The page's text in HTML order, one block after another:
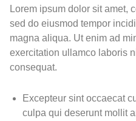
Lorem ipsum dolor sit amet,
sed do eiusmod tempor
magna aliqua. Ut enim ad
exercitation ullamco laboris
consequat.
Excepteur sint occaecat
culpa qui deserunt mollit